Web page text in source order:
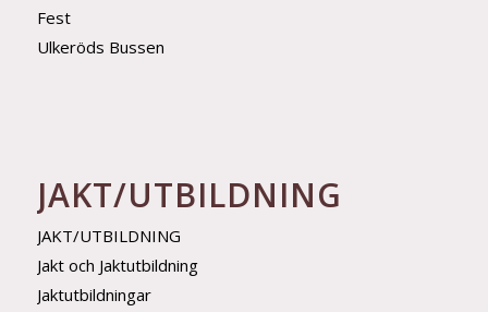
Fest
Ulkeröds Bussen
JAKT/UTBILDNING
JAKT/UTBILDNING
Jakt och Jaktutbildning
Jaktutbildningar